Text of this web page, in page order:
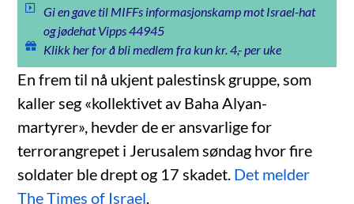
Gi en gave til MIFFs informasjonskamp mot Israel-hat
og jødehat Vipps 44945
Klikk her for å bli medlem fra kun kr. 4,- per uke
En frem til nå ukjent palestinsk gruppe, som
kaller seg «kollektivet av Baha Alyan-
martyrer», hevder de er ansvarlige for
terrorangrepet i Jerusalem søndag hvor fire
soldater ble drept og 17 skadet. Det melder
The Times of Israel